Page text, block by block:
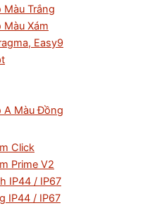
Màu Trắng
Màu Xám
Easy9
A Màu Đồng
Click
Prime V2
IP44 / IP67
IP44 / IP67